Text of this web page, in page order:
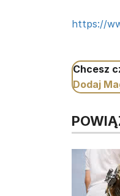
https://
Chcesz
Dodaj